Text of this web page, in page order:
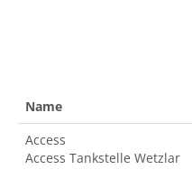
Name
Access
Access Tankstelle Wetzlar